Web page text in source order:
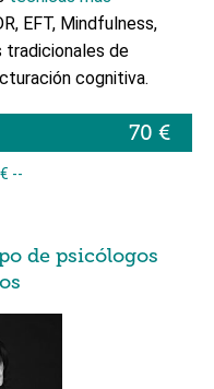
EFT, Mindfulness,
tradicionales de
cognitiva.
70 €
--
de psicólogos